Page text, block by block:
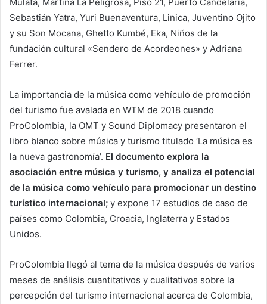
Sebastián Yatra, Yuri Buenaventura, Linica, Juventino Ojito
y su Son Mocana, Ghetto Kumbé, Eka, Niños de la
fundación cultural «Sendero de Acordeones» y Adriana
Ferrer.
La importancia de la música como vehículo de promoción
del turismo fue avalada en WTM de 2018 cuando
ProColombia, la OMT y Sound Diplomacy presentaron el
libro blanco sobre música y turismo titulado ‘La música es
la nueva gastronomía’. El documento explora la
asociación entre música y turismo, y analiza el potencial
de la música como vehículo para promocionar un destino
turístico internacional; y expone 17 estudios de caso de
países como Colombia, Croacia, Inglaterra y Estados
Unidos.
ProColombia llegó al tema de la música después de varios
meses de análisis cuantitativos y cualitativos sobre la
percepción del turismo internacional acerca de Colombia,